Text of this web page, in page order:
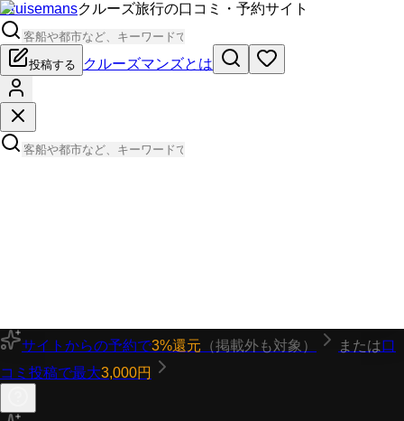
Cruisemansクルーズ旅行の口コミ・予約サイト
投稿する クルーズマンズとは
サイトからの予約で3%還元 （掲載外も対象） または口
コミ投稿で最大3,000円